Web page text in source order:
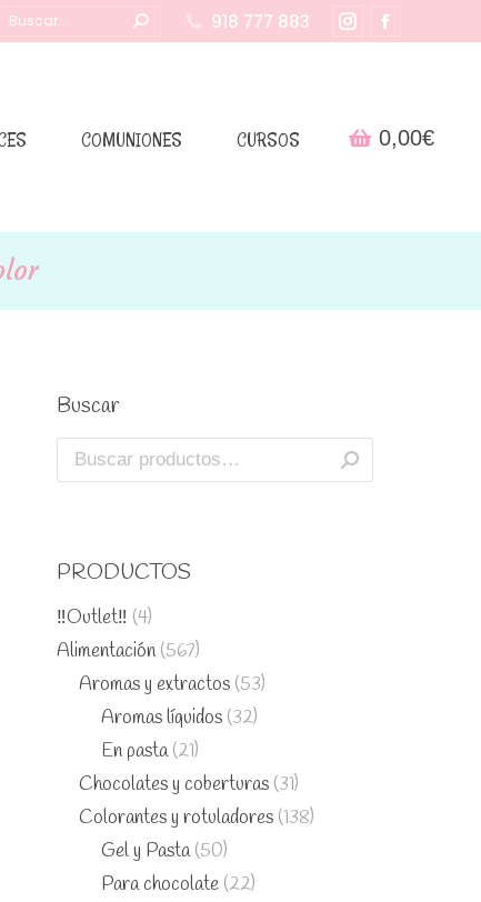
Buscar: 918 777 883
Instagram
in
Facebook
in
COMUNIONES CURSOS 0,00€
Buscar
PRODUCTOS
‼️Outlet‼️ (4)
Alimentación (567)
Aromas y extractos (53)
Aromas líquidos (32)
En pasta (21)
Chocolates y coberturas (31)
Colorantes y rotuladores (138)
Gel y Pasta (50)
Para chocolate (22)